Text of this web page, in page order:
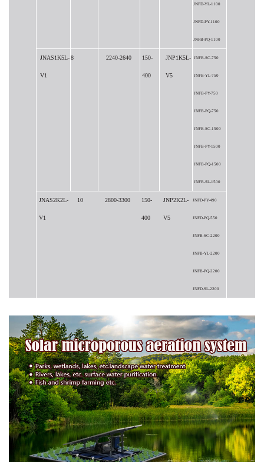
JNFD-YL-1100
JNFD-PY-1100
JNFB-PQ-1100
JNAS1K5L-
V1
8 2240-2640 150-
400
JNP1K5L-
V5
JNFB-SC-750
JNFB-YL-750
JNFB-PY-750
JNFB-PQ-750
JNFB-SC-1500
JNFB-PY-1500
JNFB-PQ-1500
JNFB-SL-1500
JNAS2K2L-
V1
10 2800-3300 150-
400
JNP2K2L-
V5
JNFD-PY-490
JNFD-PQ-550
JNFB-SC-2200
JNFB-YL-2200
JNFB-PQ-2200
JNFD-SL-2200